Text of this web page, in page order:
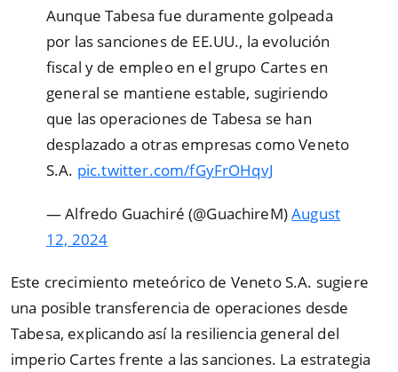
Aunque Tabesa fue duramente golpeada
por las sanciones de EE.UU., la evolución
fiscal y de empleo en el grupo Cartes en
general se mantiene estable, sugiriendo
que las operaciones de Tabesa se han
desplazado a otras empresas como Veneto
S.A. pic.twitter.com/fGyFrOHqvJ
— Alfredo Guachiré (@GuachireM)August
12, 2024
Este crecimiento meteórico de Veneto S.A. sugiere
una posible transferencia de operaciones desde
Tabesa, explicando así la resiliencia general del
imperio Cartes frente a las sanciones. La estrategia